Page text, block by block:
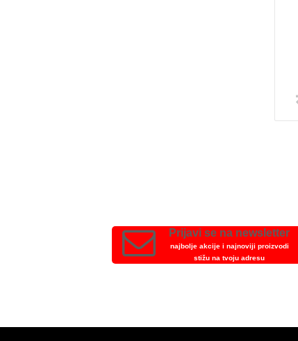
Prijavi se na newsletter
najbolje akcije i najnoviji proizvodi
stižu na tvoju adresu